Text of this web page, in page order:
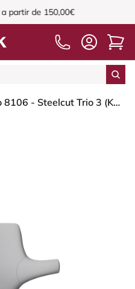
a partir de 150,00€
HÅG Capisco 8106 - Steelcut Trio 3 (Kvadrat) - Lana / Poliamida - STT133 - Light grey - Moss Grey - 265 mm (seat height 53-79cm) - Hard castors for soft floors